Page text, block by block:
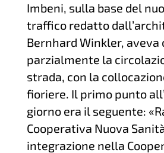
Imbeni, sulla base del
traffico redatto
Bernhard Winkler, aveva
parzialmente la
strada, con la
fioriere. Il primo punto
giorno era il seguente:
Cooperativa Nuova
integrazione nella